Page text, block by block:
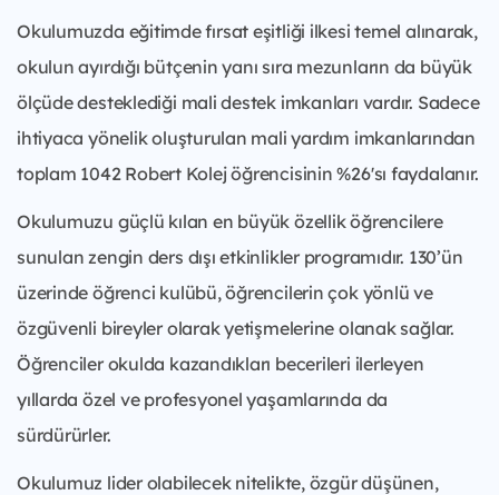
Okulumuzda eğitimde fırsat eşitliği ilkesi temel alınarak,
okulun ayırdığı bütçenin yanı sıra mezunların da büyük
ölçüde desteklediği mali destek imkanları vardır. Sadece
ihtiyaca yönelik oluşturulan mali yardım imkanlarından
toplam 1042 Robert Kolej öğrencisinin %26'sı faydalanır.
Okulumuzu güçlü kılan en büyük özellik öğrencilere
sunulan zengin ders dışı etkinlikler programıdır. 130’ün
üzerinde öğrenci kulübü, öğrencilerin çok yönlü ve
özgüvenli bireyler olarak yetişmelerine olanak sağlar.
Öğrenciler okulda kazandıkları becerileri ilerleyen
yıllarda özel ve profesyonel yaşamlarında da
sürdürürler.
Okulumuz lider olabilecek nitelikte, özgür düşünen,